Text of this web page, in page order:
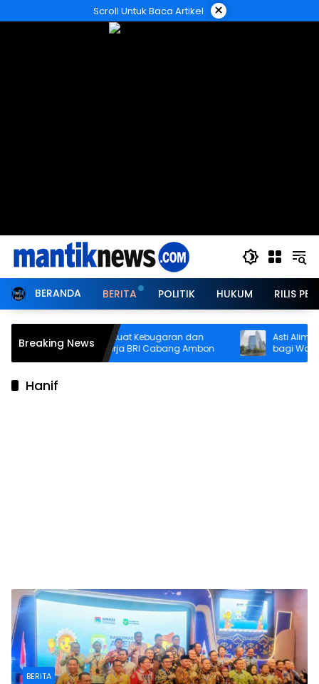
ke
Scroll Untuk Baca Artikel ×
BERANDA BERITA POLITIK HUKUM RILIS
Breaking News
Senam Pagi Perkuat Kebugaran dan
Solidaritas Pekerja BRI Cabang Ambon
Asti Alimin
bagi Warga
Inklusi hingga
Hanif
BERITA